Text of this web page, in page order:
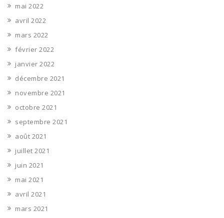
mai 2022
avril 2022
mars 2022
février 2022
janvier 2022
décembre 2021
novembre 2021
octobre 2021
septembre 2021
août 2021
juillet 2021
juin 2021
mai 2021
avril 2021
mars 2021